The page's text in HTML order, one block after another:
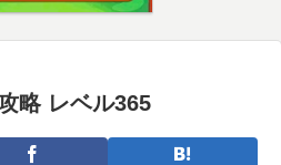
略 レベル365